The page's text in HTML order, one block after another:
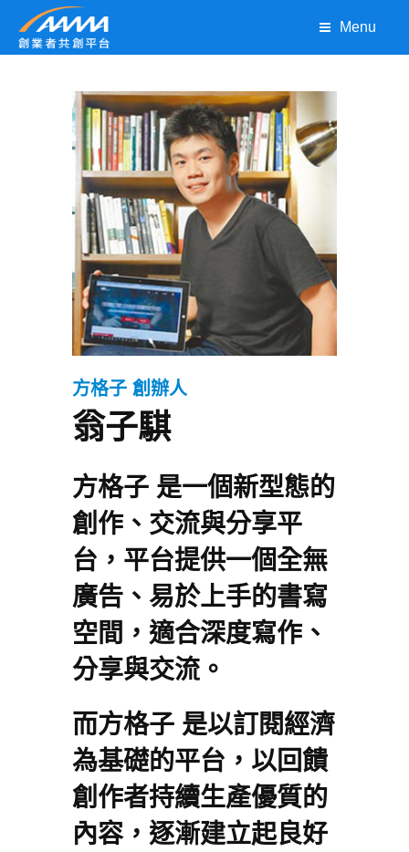
Menu
方格子 創辦人
翁子騏
方格子 是一個新型態的
創作、交流與分享平
台，平台提供一個全無
廣告、易於上手的書寫
空間，適合深度寫作、
分享與交流。
而方格子 是以訂閱經濟
為基礎的平台，以回饋
創作者持續生產優質的
內容，逐漸建立起良好